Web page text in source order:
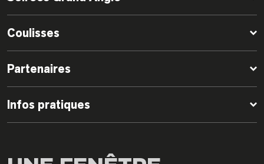
Coulisses
Partenaires
Infos pratiques